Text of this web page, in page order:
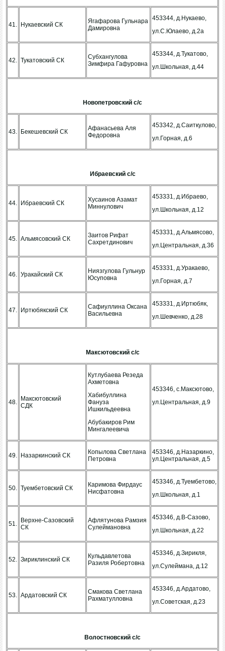
41. Нукаевский СК
Ягафарова Гульнара
Дамировна
453344, д.Нукаево,
ул.С.Юлаево, д.2а
42. Тукатовский СК
Субхангулова
Зимфира Гафуровна
453344, д.Тукатово,
ул.Школьная, д.44
Новопетровский с/с
43. Бекешевский СК
Афанасьева Аля
Федоровна
453342, д.Саиткулово,
ул.Горная, д.6
Ибраевский с/с
44. Ибраевский СК
Хусаинов Азамат
Миннулович
453331, д.Ибраево,
ул.Школьная, д.12
45. Альмясовский СК
Заитов Рифат
Сахретдинович
453331, д.Альмясово,
ул.Центральная, д.36
46. Уракайский СК
Ниязгулова Гульнур
Юсуповна
453331, д.Уракаево,
ул.Горная, д.7
47. Иртюбякский СК
Сафиуллина Оксана
Васильевна
453331, д.Иртюбяк,
ул.Шевченко, д.28
Максютовский с/с
48.
Максютовский
СДК
Кутлубаева Резеда
Ахметовна
Хабибуллина
Фануза
Ишкильдеевна
Абубакиров Рим
Мингалеевича
453346, с.Максютово,
ул.Центральная, д.9
49. Назаркинский СК
Копылова Светлана
Петровна
453346, д.Назаркино,
ул.Центральная, д.5
50. Туембетовский СК
Каримова Фирдаус
Нисфатовна
453346, д.Туембетово,
ул.Школьная, д.1
51.
Верхне-Сазовский
СК
Афлятунова Рамзия
Сулеймановна
453346, д.В-Сазово,
ул.Школьная, д.22
52. Зириклинский СК
Кульдавлетова
Разиля Робертовна
453346, д.Зирикля,
ул.Сулеймана, д.12
53. Ардатовский СК
Смакова Светлана
Рахматулловна
453346, д.Ардатово,
ул.Советская, д.23
Волостновский с/с